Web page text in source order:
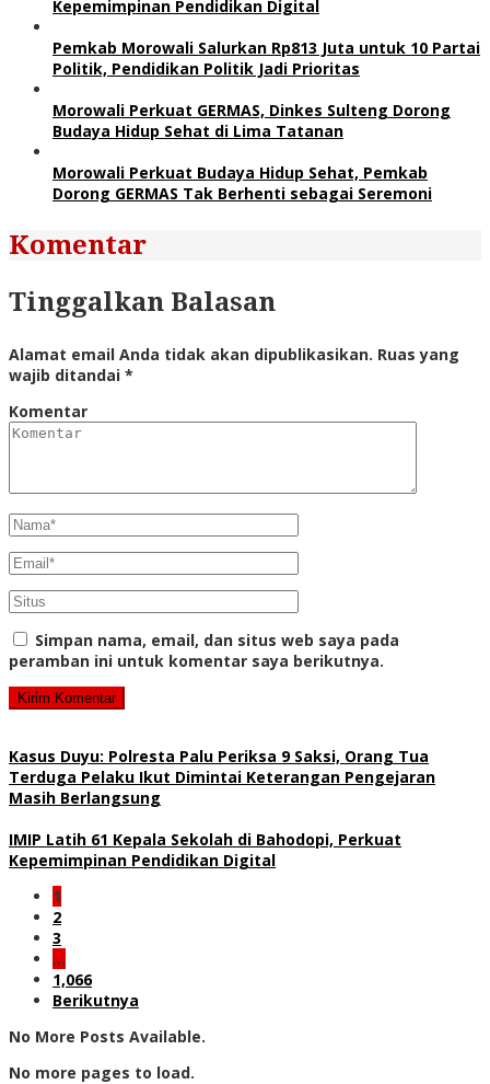
Kepemimpinan Pendidikan Digital
Pemkab Morowali Salurkan Rp813 Juta untuk 10 Partai
Politik, Pendidikan Politik Jadi Prioritas
Morowali Perkuat GERMAS, Dinkes Sulteng Dorong
Budaya Hidup Sehat di Lima Tatanan
Morowali Perkuat Budaya Hidup Sehat, Pemkab
Dorong GERMAS Tak Berhenti sebagai Seremoni
Komentar
Tinggalkan Balasan
Alamat email Anda tidak akan dipublikasikan. Ruas yang
wajib ditandai *
Komentar
Simpan nama, email, dan situs web saya pada
peramban ini untuk komentar saya berikutnya.
Kasus Duyu: Polresta Palu Periksa 9 Saksi, Orang Tua
Terduga Pelaku Ikut Dimintai Keterangan Pengejaran
Masih Berlangsung
IMIP Latih 61 Kepala Sekolah di Bahodopi, Perkuat
Kepemimpinan Pendidikan Digital
1
2
3
…
1,066
Berikutnya
No More Posts Available.
No more pages to load.